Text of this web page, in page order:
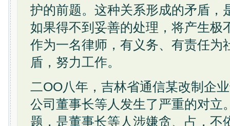
护的前题。这种关系形成的矛盾，
如果得不到妥善的处理，将产生极
作为一名律师，有义务、有责任为
盾，努力工作。
二OO八年，吉林省通信某改制企
公司董事长等人发生了严重的对立
题，是董事长等人涉嫌贪、占，不